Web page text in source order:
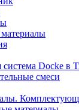
система Docke в
смеси